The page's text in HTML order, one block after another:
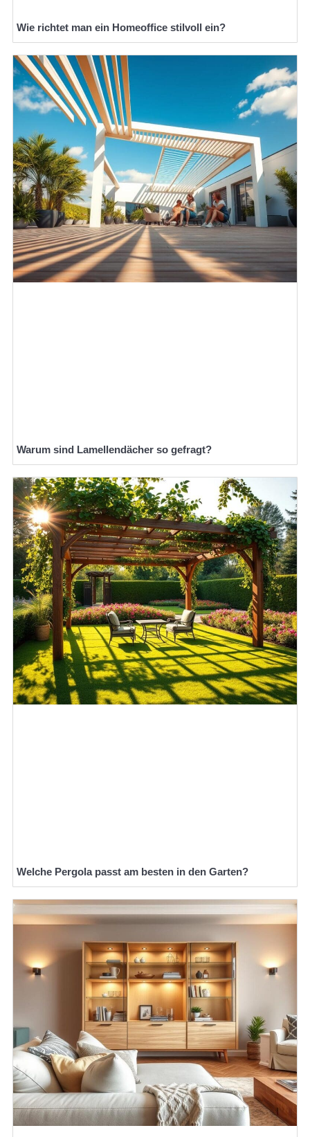
Wie richtet man ein Homeoffice stilvoll ein?
Warum sind Lamellendächer so gefragt?
Welche Pergola passt am besten in den Garten?